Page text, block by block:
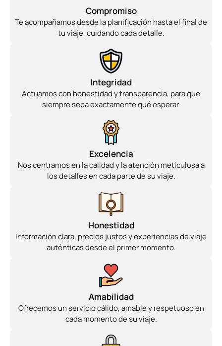
Compromiso
Te acompañamos desde la planificación hasta el final de
tu viaje, cuidando cada detalle.
Integridad
Actuamos con honestidad y transparencia, para que
siempre sepa exactamente qué esperar.
Excelencia
Nos centramos en la calidad y la atención meticulosa a
los detalles en cada parte de su viaje.
Honestidad
Información clara, precios justos y experiencias de viaje
auténticas desde el primer momento.
Amabilidad
Ofrecemos un servicio cálido, amable y respetuoso en
cada momento de su viaje.